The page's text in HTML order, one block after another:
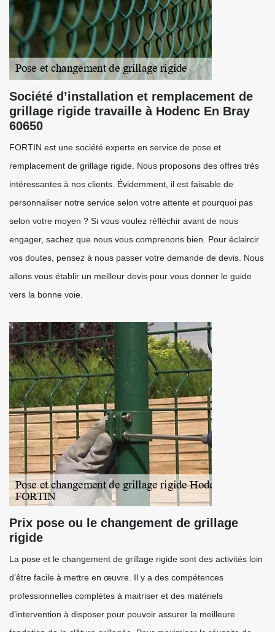
Société d’installation et remplacement de
grillage rigide travaille à Hodenc En Bray
60650
FORTIN est une société experte en service de pose et
remplacement de grillage rigide. Nous proposons des offres très
intéressantes à nos clients. Évidemment, il est faisable de
personnaliser notre service selon votre attente et pourquoi pas
selon votre moyen ? Si vous voulez réfléchir avant de nous
engager, sachez que nous vous comprenons bien. Pour éclaircir
vos doutes, pensez à nous passer votre demande de devis. Nous
allons vous établir un meilleur devis pour vous donner le guide
vers la bonne voie.
Prix pose ou le changement de grillage
rigide
La pose et le changement de grillage rigide sont des activités loin
d’être facile à mettre en œuvre. Il y a des compétences
professionnelles complètes à maitriser et des matériels
d’intervention à disposer pour pouvoir assurer la meilleure